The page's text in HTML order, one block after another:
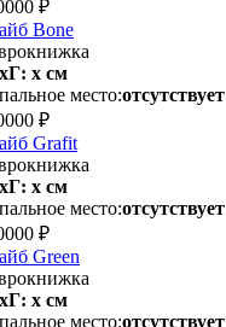
₽
Bone
х см
место:отсутствует
₽
Grafit
х см
место:отсутствует
₽
Green
х см
место:отсутствует